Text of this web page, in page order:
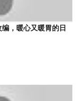
，暖心又暖胃的日